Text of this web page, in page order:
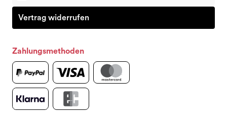
Vertrag widerrufen
Zahlungsmethoden